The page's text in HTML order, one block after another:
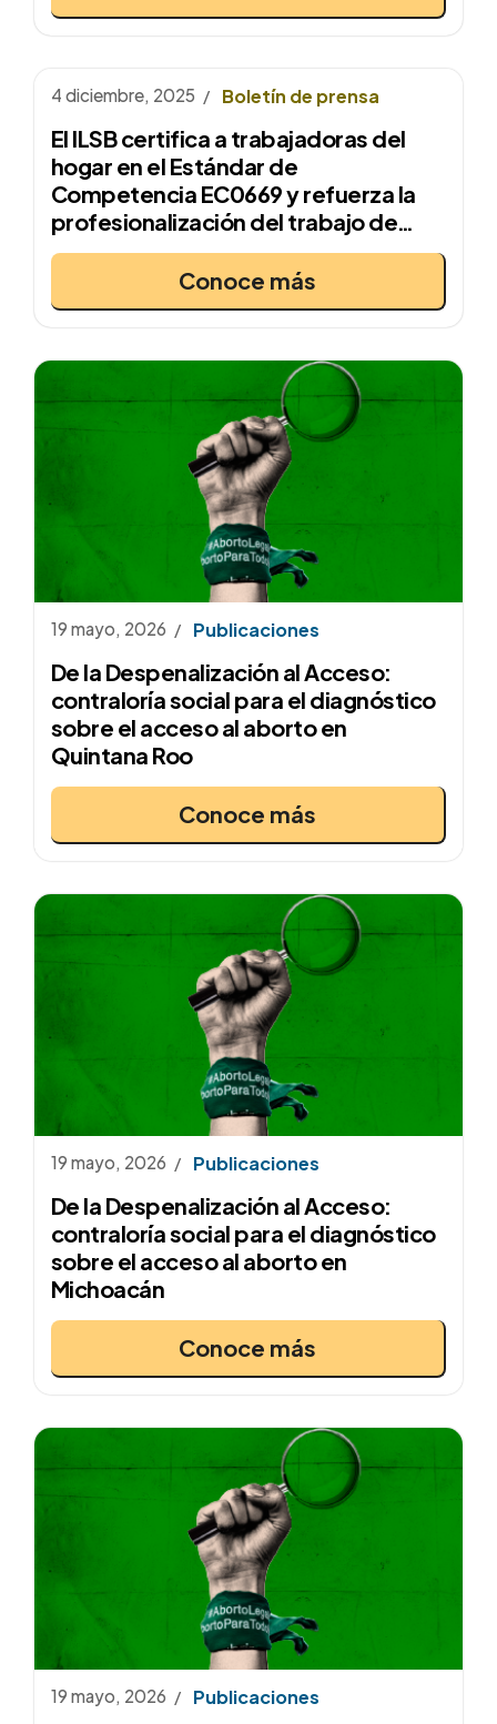
El ILSB certifica a trabajadoras del
hogar en el Estándar de
Competencia EC0669 y refuerza la
profesionalización del trabajo de
cuidados en México
4 diciembre, 2025 Boletín de prensa
Conoce más
De la Despenalización al Acceso:
contraloría social para el diagnóstico
sobre el acceso al aborto en
Quintana Roo
19 mayo, 2026 Publicaciones
Conoce más
De la Despenalización al Acceso:
contraloría social para el diagnóstico
sobre el acceso al aborto en
Michoacán
19 mayo, 2026 Publicaciones
Conoce más
19 mayo, 2026 Publicaciones